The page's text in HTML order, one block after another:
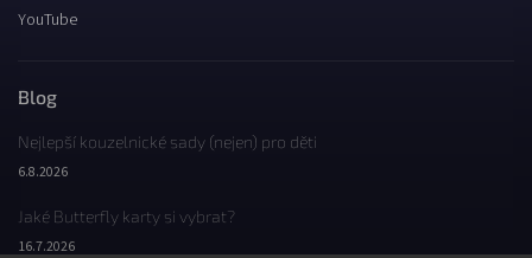
YouTube
Blog
Nejlepší kouzelnické sady (nejen) pro děti
6.8.2026
Jaké Butterfly karty si vybrat?
16.7.2026